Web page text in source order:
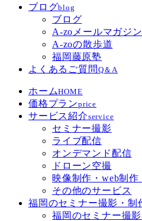
ブログblog
ブログ
A-zoメールマガジン
A-zoの散歩道
福岡藤原塾
よくあるご質問 Q＆A
ホームHOME
価格プランprice
サービス紹介service
セミナー撮影
ライブ配信
オンデマンド配信
ドローン空撮
映像制作・web制作
その他のサービス
福岡のセミナー撮影・制
福岡のセミナー撮